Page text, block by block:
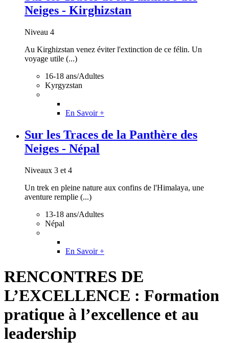
Neiges - Kirghizstan
Niveau 4
Au Kirghizstan venez éviter l'extinction de ce félin. Un
voyage utile (...)
16-18 ans/Adultes
Kyrgyzstan
En Savoir +
Sur les Traces de la Panthère des
Neiges - Népal
Niveaux 3 et 4
Un trek en pleine nature aux confins de l'Himalaya, une
aventure remplie (...)
13-18 ans/Adultes
Népal
En Savoir +
RENCONTRES DE
L’EXCELLENCE : Formation
pratique à l’excellence et au
leadership